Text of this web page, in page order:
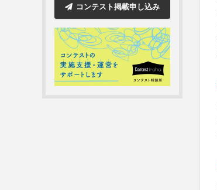
コンテスト掲載申し込み